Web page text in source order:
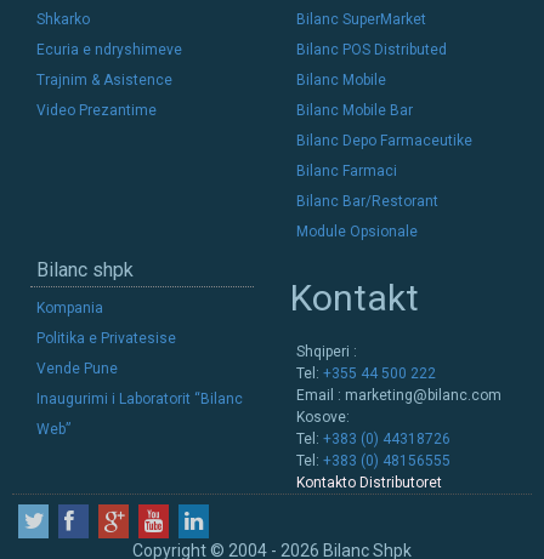
Shkarko
Ecuria e ndryshimeve
Trajnim & Asistence
Video Prezantime
Bilanc SuperMarket
Bilanc POS Distributed
Bilanc Mobile
Bilanc Mobile Bar
Bilanc Depo Farmaceutike
Bilanc Farmaci
Bilanc Bar/Restorant
Module Opsionale
Bilanc shpk
Kompania
Politika e Privatesise
Vende Pune
Inaugurimi i Laboratorit “Bilanc
Web”
Kontakt
Shqiperi :
Tel: +355 44 500 222
Email : marketing@bilanc.com
Kosove:
Tel: +383 (0) 44318726
Tel: +383 (0) 48156555
Kontakto Distributoret
Copyright © 2004 - 2026 Bilanc Shpk